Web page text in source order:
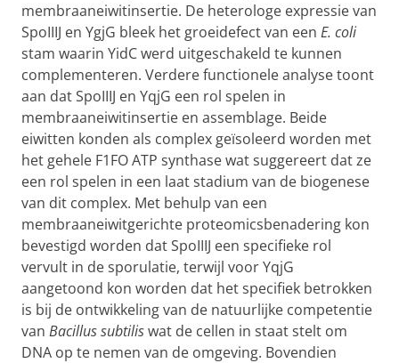
membraaneiwitinsertie. De heterologe expressie van
SpoIIIJ en YgjG bleek het groeidefect van een E. coli
stam waarin YidC werd uitgeschakeld te kunnen
complementeren. Verdere functionele analyse toont
aan dat SpoIIIJ en YqjG een rol spelen in
membraaneiwitinsertie en assemblage. Beide
eiwitten konden als complex geïsoleerd worden met
het gehele F1FO ATP synthase wat suggereert dat ze
een rol spelen in een laat stadium van de biogenese
van dit complex. Met behulp van een
membraaneiwitgerichte proteomicsbenadering kon
bevestigd worden dat SpoIIIJ een specifieke rol
vervult in de sporulatie, terwijl voor YqjG
aangetoond kon worden dat het specifiek betrokken
is bij de ontwikkeling van de natuurlijke competentie
van Bacillus subtiliswat de cellen in staat stelt om
DNA op te nemen van de omgeving. Bovendien